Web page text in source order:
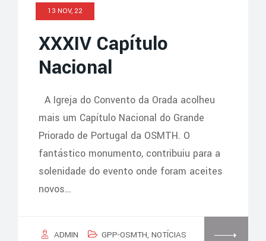
13 NOV, 22
XXXIV Capítulo
Nacional
A Igreja do Convento da Orada acolheu
mais um Capítulo Nacional do Grande
Priorado de Portugal da OSMTH. O
fantástico monumento, contribuiu para a
solenidade do evento onde foram aceites
novos…
ADMIN GPP-OSMTH, NOTÍCIAS